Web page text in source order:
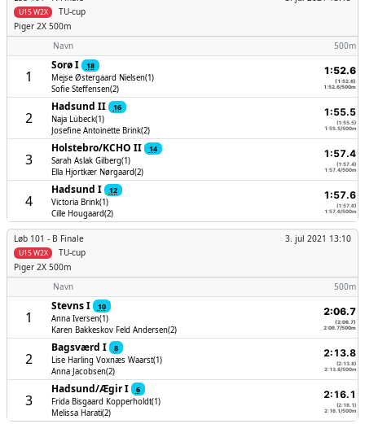
TU-cup
U15 W2X
Piger 2X 500m
Navn
500m
1
Sorø I
18
Mejse Østergaard Nielsen(1)
Sofie Steffensen(2)
1:52.6
(1:52.6)
1:52.6/500m
2
Hadsund II
16
Naja Lübeck(1)
Josefine Antoinette Brink(2)
1:55.5
(1:55.5)
1:55.5/500m
3
Holstebro/­KCHO II
14
Sarah Aslak Gilberg(1)
Ella Hjortkær Nørgaard(2)
1:57.4
(1:57.4)
1:57.4/500m
4
Hadsund I
12
Victoria Brink(1)
Cille Hougaard(2)
1:57.6
(1:57.6)
1:57.6/500m
Løb 101 - B Finale
TU-cup
3. jul 2021 13:10
U15 W2X
Piger 2X 500m
Navn
500m
1
Stevns I
10
Anna Iversen(1)
Karen Bakkeskov Feld Andersen(2)
2:06.7
(2:06.7)
2:06.7/500m
2
Bagsværd I
8
Lise Harling Voxnæs Waarst(1)
Anna Jacobsen(2)
2:13.8
(2:13.8)
2:13.8/500m
3
Hadsund/­Ægir I
6
Frida Bisgaard Kopperholdt(1)
Melissa Harati(2)
2:16.1
(2:16.1)
2:16.1/500m